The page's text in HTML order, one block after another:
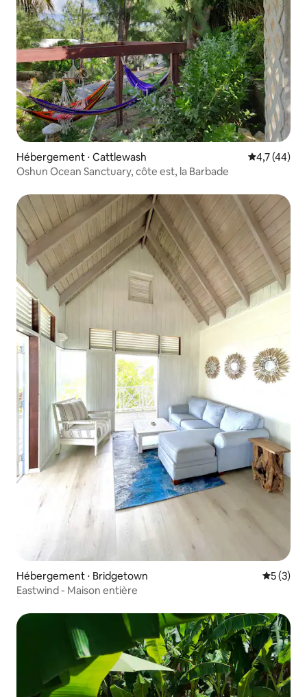
Hébergement ⋅ Cattlewash Évaluation
4,7 (44)
Oshun Ocean Sanctuary, côte est, la Barbade
Hébergement ⋅ Bridgetown
5 (3)
Eastwind - Maison entière